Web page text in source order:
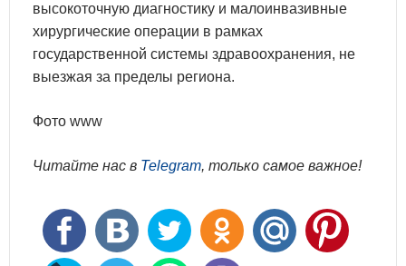
высокоточную диагностику и малоинвазивные
хирургические операции в рамках
государственной системы здравоохранения, не
выезжая за пределы региона.
Фото www
Читайте нас в Telegram, только самое важное!